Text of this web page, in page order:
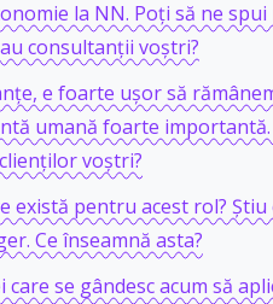
la NN. Poți să ne
consultanții voștri?
e foarte ușor să
umană foarte
voștri?
există pentru acest rol? Știu
Ce înseamnă asta?
se gândesc acum să